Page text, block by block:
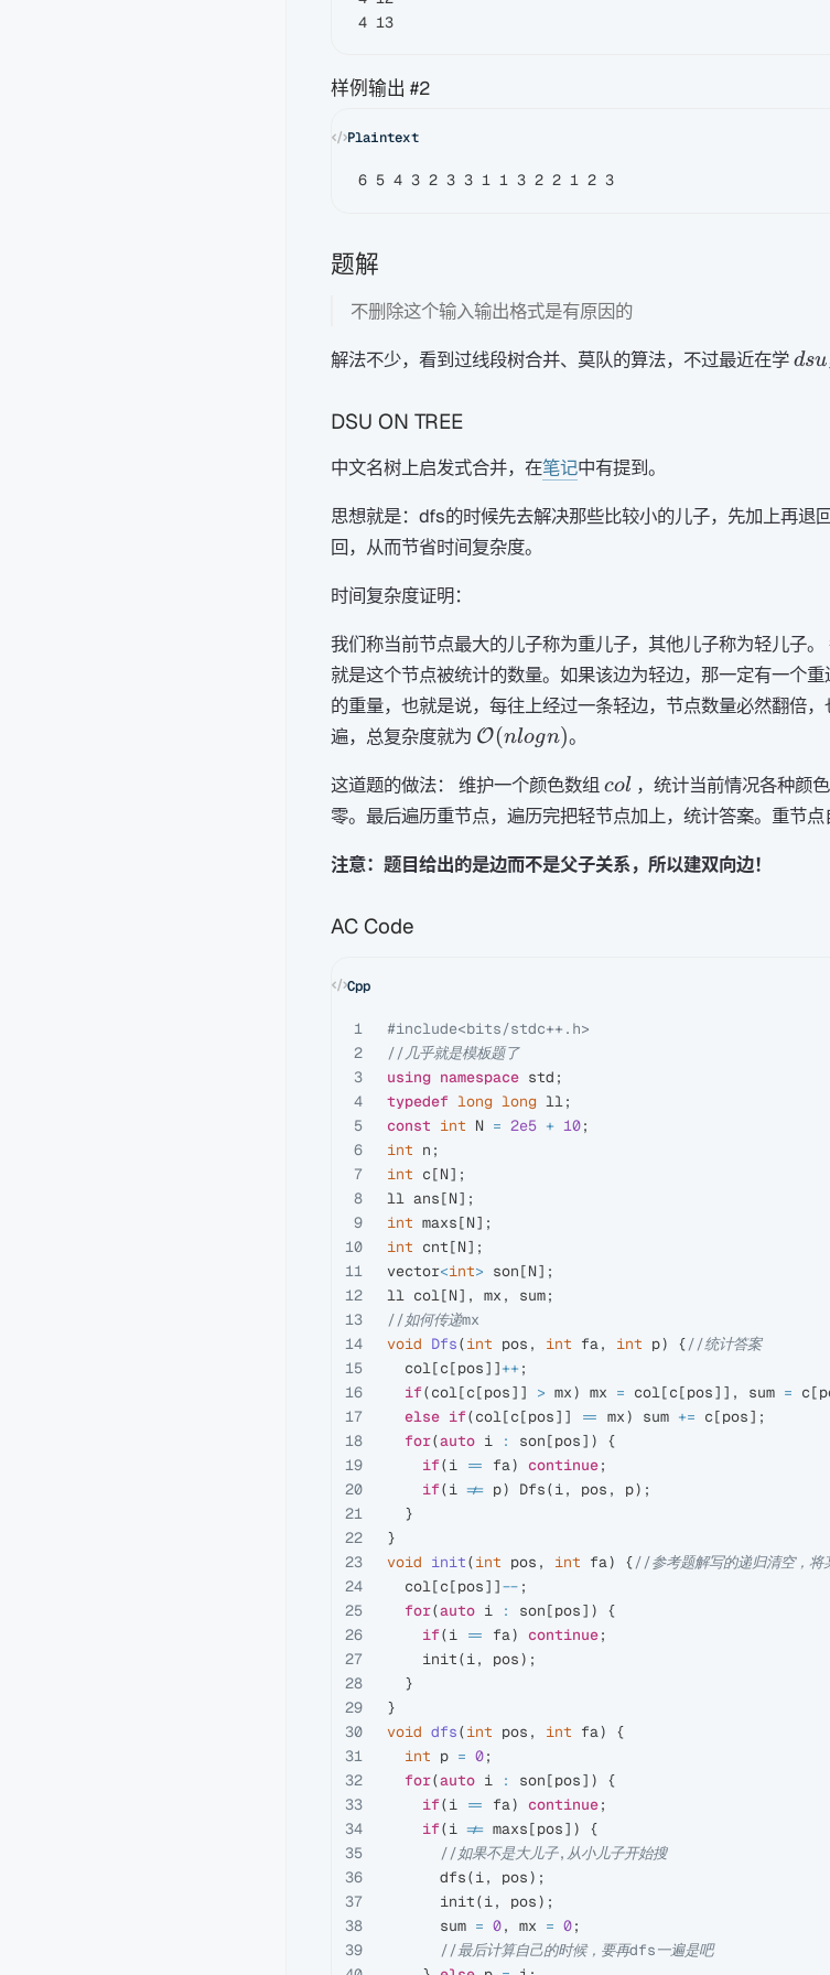
样例输出 #2
题解
不删除这个输入输出格式是有原因的
解法不少，看到过线段树合并、莫队的算法，不过最近在学dsu
dsu
DSU ON TREE
中文名树上启发式合并，在笔记中有提到。
思想就是：dfs的时候先去解决那些比较小的儿子，先加上再退
回，从而节省时间复杂度。
时间复杂度证明：
我们称当前节点最大的儿子称为重儿子，其他儿子称为轻儿子
就是这个节点被统计的数量。如果该边为轻边，那一定有一个
的重量，也就是说，每往上经过一条轻边，节点数量必然翻倍
遍，总复杂度就为 \mathcal{O}
O(nlogn)。
这道题的做法： 维护一个颜色数组 col
col ，统计当前情况各种颜
零。最后遍历重节点，遍历完把轻节点加上，统计答案。重节点
注意：题目给出的是边而不是父子关系，所以建双向边！
AC Code
1
2
3
4
5
6
7
8
9
10
11
12
13
14
15
16
17
18
19
20
21
22
23
24
25
26
27
28
29
30
31
32
33
34
35
36
37
38
39
#include<bits/stdc++.h>
//几乎就是模板题了
using namespace std ;
typedef long long ll ;
const int N = 2e5 + 10;
int n ;
int c[N];
ll
ans[N];
int maxs[N];
int cnt[N];
vector<int> son[N];
ll
col [N], mx , sum;
//如何传递mx
void Dfs(int pos , int fa , int p) {//统计答案
col [c[pos]]++;
if(col [c[pos]] > mx) mx = col [c[pos]], sum = c[
else if(col [c[pos]] == mx) sum += c[pos];
for(auto i : son[pos])
{
if(i == fa) continue;
if(i != p) Dfs(i , pos , p);
}
}
void init(int pos , int fa) {//参考题解写的递归清空，
col [c[pos]]-- ;
for(auto i : son[pos])
{
if(i == fa) continue;
init(i , pos);
}
}
void dfs(int pos , int fa)
{
int p = 0;
for(auto i : son[pos])
{
if(i == fa) continue;
if(i != maxs[pos])
{
//如果不是大儿子,从小儿子开始搜
dfs(i , pos);
init(i , pos);
sum = 0, mx = 0;
//最后计算自己的时候，要再dfs一遍是吧